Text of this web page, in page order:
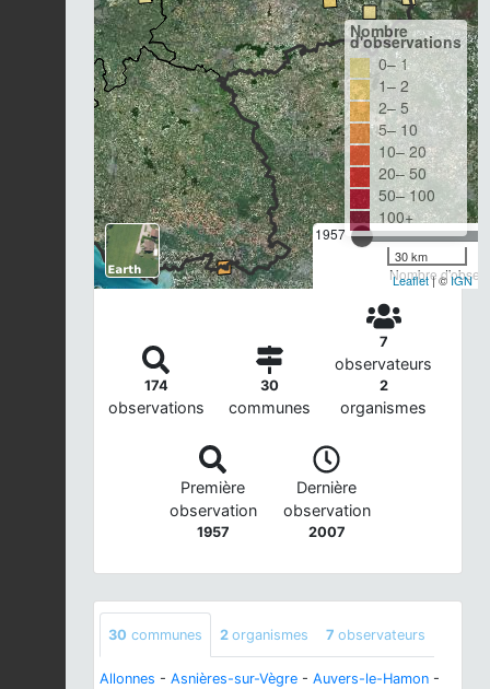
1957
Nombre
Nombre
d'observations
0– 1
1– 2
2– 5
5– 10
10– 20
20– 50
50– 100
100+
30 km
Leaflet| ©IGN
174
observations
30
communes
7
observateurs
2
organismes
Première
observation
1957
Dernière
observation
2007
30 communes 2 organismes 7 observateurs
Allonnes - Asnières-sur-Vègre - Auvers-le-Hamon -